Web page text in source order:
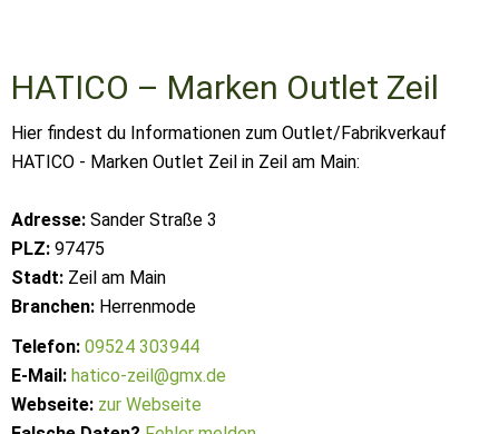
HATICO – Marken Outlet Zeil
Hier findest du Informationen zum Outlet/Fabrikverkauf
HATICO - Marken Outlet Zeil in Zeil am Main:
Adresse: Sander Straße 3
PLZ: 97475
Stadt: Zeil am Main
Branchen: Herrenmode
Telefon: 09524 303944
E-Mail: hatico-zeil@gmx.de
Webseite: zur Webseite